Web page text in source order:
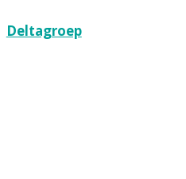
Deltagroep